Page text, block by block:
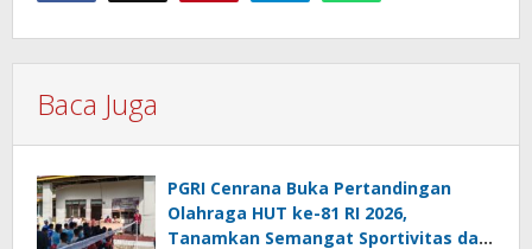
Baca Juga
PGRI Cenrana Buka Pertandingan
Olahraga HUT ke-81 RI 2026,
Tanamkan Semangat Sportivitas dan